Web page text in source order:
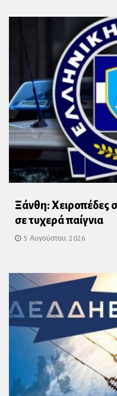
Ξάνθη: Χειροπέδες
σε τυχερά παίγνια
5 Αυγούστου, 2026